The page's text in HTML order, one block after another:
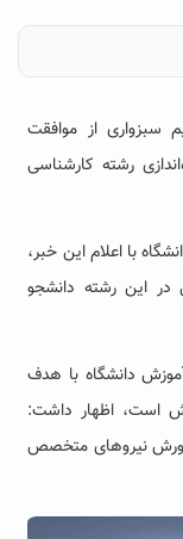
سبزواری از موافقت
رشته کارشناسی
با اعلام این خبر،
در این رشته دانشجو
دانشگاه با هدف
است، اظهار داشت:
نیروهای متخصص